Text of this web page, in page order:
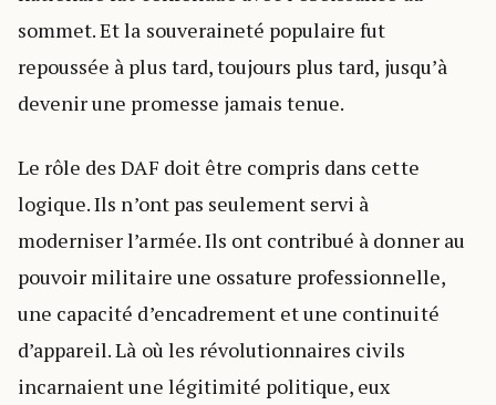
sommet. Et la souveraineté populaire fut
repoussée à plus tard, toujours plus tard, jusqu’à
devenir une promesse jamais tenue.
Le rôle des DAF doit être compris dans cette
logique. Ils n’ont pas seulement servi à
moderniser l’armée. Ils ont contribué à donner au
pouvoir militaire une ossature professionnelle,
une capacité d’encadrement et une continuité
d’appareil. Là où les révolutionnaires civils
incarnaient une légitimité politique, eux